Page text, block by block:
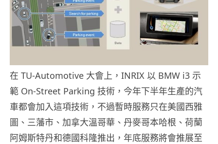
在 TU-Automotive 大會上，INRIX 以 BMW i3 示
範 On-Street Parking 技術，今年下半年生產的汽
車都會加入這項技術，不過暫時服務只在美國西雅
圖、三藩市、加拿大溫哥華、丹麥哥本哈根、荷蘭
阿姆斯特丹和德國科隆推出，年底服務將會推展至